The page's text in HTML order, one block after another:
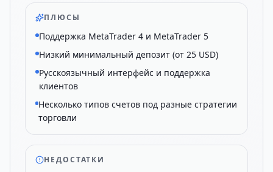
ПЛЮСЫ
Поддержка MetaTrader 4 и MetaTrader 5
Низкий минимальный депозит (от 25 USD)
Русскоязычный интерфейс и поддержка
клиентов
Несколько типов счетов под разные стратегии
торговли
НЕДОСТАТКИ